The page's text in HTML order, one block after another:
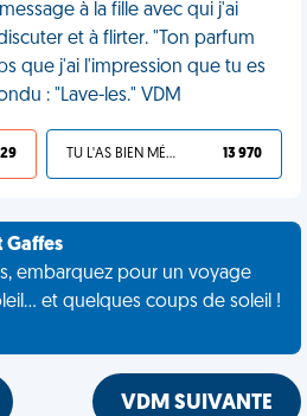
à la fille avec qui j'ai
et à flirter. "Ton parfum
que j'ai l'impression que tu es
: "Lave-les." VDM
TU L'AS BIEN MÉRITÉ 13 970
Gaffes
embarquez pour un voyage
et quelques coups de soleil !
VDM SUIVANTE